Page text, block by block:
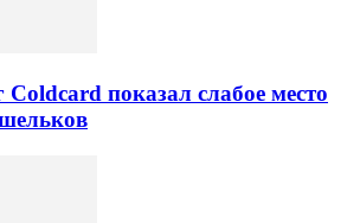
показал слабое место